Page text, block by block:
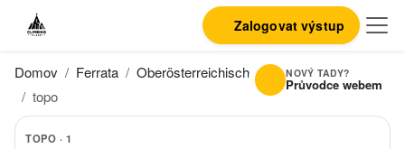
Zalogovat výstup
Domov Ferrata Oberösterreichische Voralpen
Triftsteig
topo
TOPO · 1
NOVÝ TADY?
Průvodce webem